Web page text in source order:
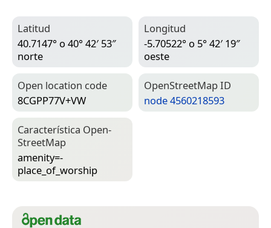
Latitud
40.7147° o 40° 42′ 53″
norte
Longitud
-5.70522° o 5° 42′ 19″
oeste
Open location code
8CGPP77V+VW
Open­Street­Map ID
node 4560218593
Característica Open­
Street­Map
amenity=­
place_of_worship